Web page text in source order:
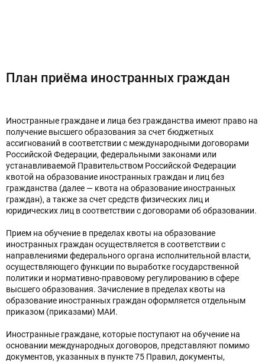
План приёма иностранных граждан
Иностранные граждане и лица без гражданства имеют право на
получение высшего образования за счет бюджетных
ассигнований в соответствии с международными договорами
Российской Федерации, федеральными законами или
устанавливаемой Правительством Российской Федерации
квотой на образование иностранных граждан и лиц без
гражданства (далее — квота на образование иностранных
граждан), а также за счет средств физических лиц и
юридических лиц в соответствии с договорами об образовании.
Прием на обучение в пределах квоты на образование
иностранных граждан осуществляется в соответствии с
направлениями федерального органа исполнительной власти,
осуществляющего функции по выработке государственной
политики и нормативно-правовому регулированию в сфере
высшего образования. Зачисление в пределах квоты на
образование иностранных граждан оформляется отдельным
приказом (приказами) МАИ.
Иностранные граждане, которые поступают на обучение на
основании международных договоров, представляют помимо
документов, указанных в пункте 75 Правил, документы,